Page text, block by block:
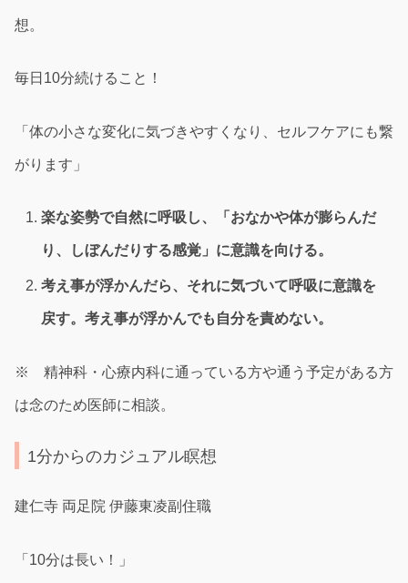
想。
毎日10分続けること！
「体の小さな変化に気づきやすくなり、セルフケアにも繋
がります」
楽な姿勢で自然に呼吸し、「おなかや体が膨らんだ
り、しぼんだりする感覚」に意識を向ける。
考え事が浮かんだら、それに気づいて呼吸に意識を
戻す。考え事が浮かんでも自分を責めない。
※ 精神科・心療内科に通っている方や通う予定がある方
は念のため医師に相談。
1分からのカジュアル瞑想
建仁寺 両足院 伊藤東凌副住職
「10分は長い！」